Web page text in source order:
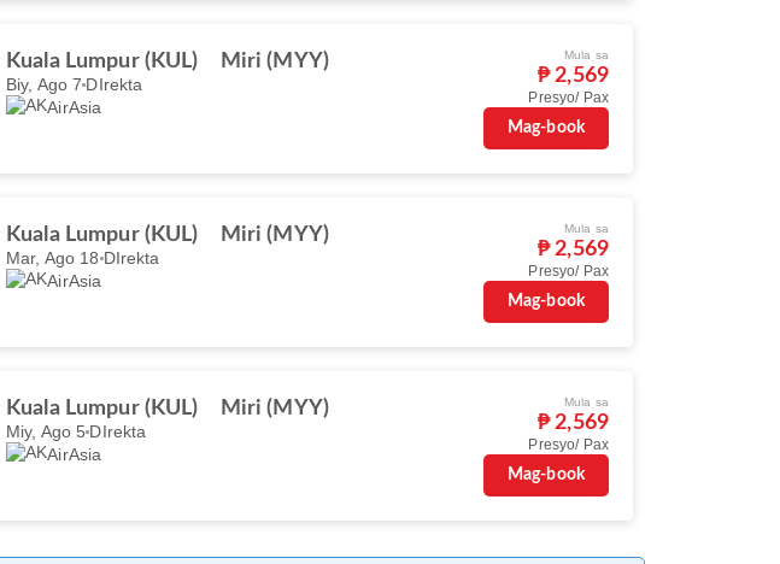
Kuala Lumpur (KUL) Miri (MYY)
Biy, Ago 7 DIrekta
AirAsia
Mula sa
₱ 2,569
Presyo/ Pax
Mag-book
Kuala Lumpur (KUL) Miri (MYY)
Mar, Ago 18 DIrekta
AirAsia
Mula sa
₱ 2,569
Presyo/ Pax
Mag-book
Kuala Lumpur (KUL) Miri (MYY)
Miy, Ago 5 DIrekta
AirAsia
Mula sa
₱ 2,569
Presyo/ Pax
Mag-book